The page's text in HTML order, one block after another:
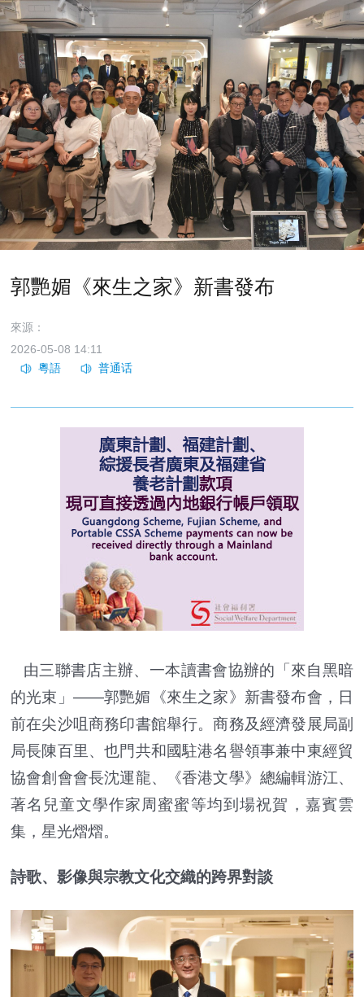
郭艷媚《來生之家》新書發布
來源：
2026-05-08 14:11
由三聯書店主辦、一本讀書會協辦的「來自黑暗
的光束」——郭艷媚《來生之家》新書發布會，日
前在尖沙咀商務印書館舉行。商務及經濟發展局副
局長陳百里、也門共和國駐港名譽領事兼中東經貿
協會創會會長沈運龍、《香港文學》總編輯游江、
著名兒童文學作家周蜜蜜等均到場祝賀，嘉賓雲
集，星光熠熠。
詩歌、影像與宗教文化交織的跨界對談